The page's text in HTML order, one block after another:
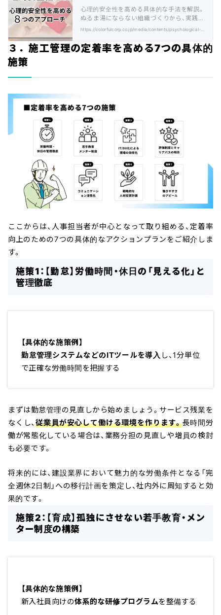
心理的安全性を高める具体的な手法を解説。
ぬるま湯にならない組織づくりから、実践的
な声かけ例まで、すぐに活用できるテクニッ
３．施工管理の定着率を高める7つの具体的
施策
ここからは、人事担当者が中心となって取り組める、定着率
向上のための7つの具体的なアクションプランをご紹介しま
す。
施策1：【勤怠】労働時間・休日の「見える化」と
管理徹底
【具体的な施策例】
勤怠管理システムなどのITツールを導入 し、1分単位
で正確な労働時間を把握する
まずは勤怠管理の見直しから始めましょう。サービス残業を
なくし、従業員が安心して働ける環境を作ります。長時間労
働が常態化している場合は、業務分担の見直しや増員の検討
も必要です。
将来的には、建設業界において魅力的な労働条件となる「完
全週休2日制」への移行計画を策定し、社内外に周知すると効
果的です。
施策2：【育成】孤独にさせない若手教育・メン
ター制度の構築
【具体的な施策例】
新入社員向けの体系的な研修プログラムを整備する